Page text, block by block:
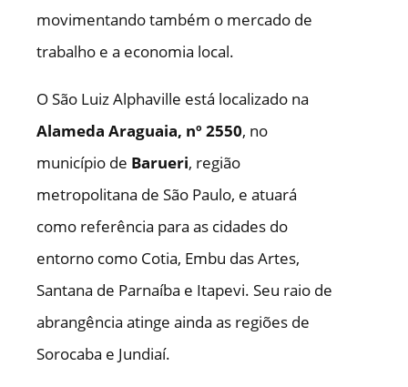
movimentando também o mercado de
trabalho e a economia local.
O São Luiz Alphaville está localizado na
Alameda Araguaia, nº 2550, no
município de Barueri, região
metropolitana de São Paulo, e atuará
como referência para as cidades do
entorno como Cotia, Embu das Artes,
Santana de Parnaíba e Itapevi. Seu raio de
abrangência atinge ainda as regiões de
Sorocaba e Jundiaí.